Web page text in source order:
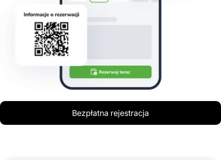
Bezpłatna rejestracja